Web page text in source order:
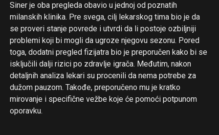
Siner je oba pregleda obavio u jednoj od poznatih
milanskih klinika. Pre svega, cilj lekarskog tima bio je da
se proveri stanje povrede i utvrdi da li postoje ozbiljniji
problemi koji bi mogli da ugroze njegovu sezonu. Pored
toga, dodatni pregled fizijatra bio je preporučen kako bi se
isključili dalji rizici po zdravlje igrača. Međutim, nakon
detaljnih analiza lekari su procenili da nema potrebe za
dužom pauzom. Takođe, preporučeno mu je kratko
mirovanje i specifične vežbe koje će pomoći potpunom
oporavku.